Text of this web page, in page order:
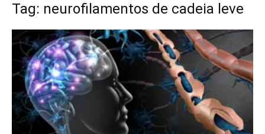
Tag: neurofilamentos de cadeia leve